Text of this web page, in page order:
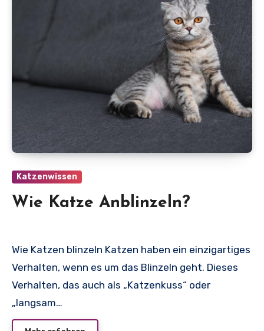
Katzenwissen
Wie Katze Anblinzeln?
Wie Katzen blinzeln Katzen haben ein einzigartiges
Verhalten, wenn es um das Blinzeln geht. Dieses
Verhalten, das auch als „Katzenkuss“ oder
„langsam…